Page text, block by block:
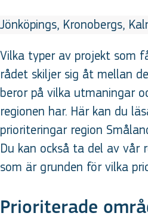
Jönköpings, Kronobergs,
Vilka typer av projekt som
rådet skiljer sig åt mellan
beror på vilka utmaningar
regionen har. Här kan du
prioriteringar region
Du kan också ta del av vår
som är grunden för vilka
Prioriterade